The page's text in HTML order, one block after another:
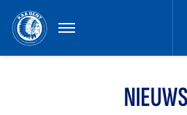
MENU
NIEUWS